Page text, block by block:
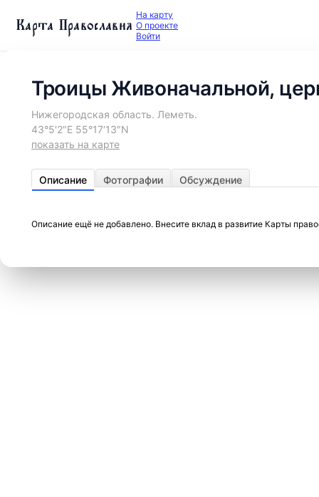
Карта Православия На карту
О проекте
Войти
Троицы Живоначальной,
Нижегородская область. Леметь.
43°5′2″E 55°17′13″N
показать на карте
Описание Фотографии Обсуждение
Описание ещё не добавлено. Внесите вклад в развитие Карты